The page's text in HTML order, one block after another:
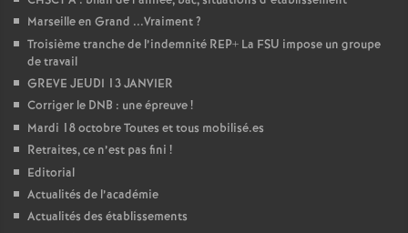
n
d
Marseille en Grand ...Vraiment?
Troisième tranche de l’indemnité REP+ La FSU impose un groupe
de travail
GREVE JEUDI 13 JANVIER
Corriger le DNB : une épreuve!
Mardi 18 octobre Toutes et tous mobilisé.es
Retraites, ce n’est pas fini !
Editorial
Actualités de l’académie
Actualités des établissements